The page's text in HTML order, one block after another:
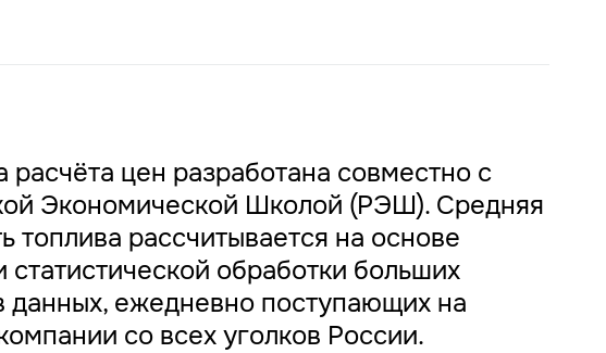
расчёта цен разработана совместно с
Экономической Школой (РЭШ). Средняя
топлива рассчитывается на основе
статистической обработки больших
данных, ежедневно поступающих на
со всех уголков России.